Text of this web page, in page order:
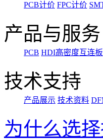
PCB计价 FPC计价
产品与服务
PCB HDI高密度互连板
技术支持
产品展示 技术资料
为什么选